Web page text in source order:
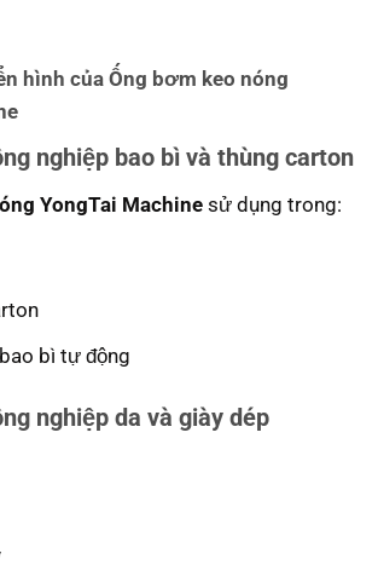
hình của Ống bơm keo nóng
nghiệp bao bì và thùng carton
YongTai Machine sử dụng trong:
bì tự động
nghiệp da và giày dép